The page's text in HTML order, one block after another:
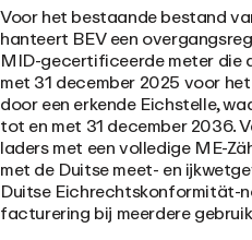
Voor het bestaande bestand
hanteert BEV een
MID-gecertificeerde meter die
met 31 december 2025 voor
door een erkende Eichstelle,
tot en met 31 december 2036.
laders met een volledige ME-
met de Duitse meet- en
Duitse Eichrechtskonformität-
facturering bij meerdere